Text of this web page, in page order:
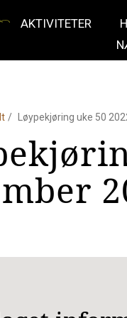
AKTIVITETER
Løypekjøring uke 50